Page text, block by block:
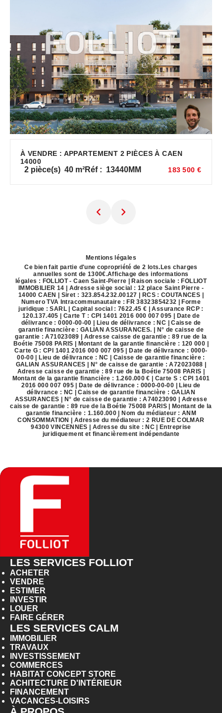
À VENDRE : APPARTEMENT 2 PIÈCES À CAEN
14000
2 pièce(s) 40 m²Réf : 13440MM 183 500 €
Mentions légales
Ce bien fait partie d'une copropriété de 2 lots.Les charges
annuelles sont de 1300€.Affichage des informations
légales : FOLLIOT - Caen Saint-Pierre | Raison sociale : FOLLIOT
IMMOBILIER 14 | Adresse siège social : 12 place Saint Pierre -
14000 CAEN | Siret : 323.854.232.00127 | RCS : COUTANCES |
Numero TVA Intracommunautaire : FR 38323854232 | Forme
juridique : SARL | Capital social : 7622.45 € | Assurance RCP :
120.137.405 | Carte T : CPI 1401 2016 000 007 095 | Date de
délivrance : 0000-00-00 | Lieu de délivrance : NC | Caisse de
garantie financière : GALIAN ASSURANCES. | N° de caisse de
garantie : A71023089 | Adresse caisse de garantie : 89 rue de la
Boétie 75008 PARIS | Montant de la garantie financière : 120 000 |
Carte G : CPI 1401 2016 000 007 095 | Date de délivrance : 0000-
00-00 | Lieu de délivrance : NC | Caisse de garantie financière :
GALIAN ASSURANCES | N° de caisse de garantie : A72023088 |
Adresse caisse de garantie : 89 rue de la Boétie 75008 PARIS |
Montant de la garantie financière : 1.260.000 € | Carte S : CPI 1401
2016 000 007 095 | Date de délivrance : 0000-00-00 | Lieu de
délivrance : NC | Caisse de garantie financière : GALIAN
ASSURANCES | N° de caisse de garantie : A74023090 | Adresse
caisse de garantie : 89 rue de la Boétie 75008 PARIS | Montant de la
garantie financière : 1.160.000 | Nom du médiateur : ANM
CONSOMMATION | Adresse du médiateur : 2 RUE DE COLMAR
94300 VINCENNES | Adresse du site : NC |
Entreprise
juridiquement et financièrement indépendante
LES SERVICES FOLLIOT
ACHETER
VENDRE
ESTIMER
INVESTIR
LOUER
FAIRE GÉRER
LES SERVICES CALM
IMMOBILIER
TRAVAUX
INVESTISSEMENT
COMMERCES
HABITAT CONCEPT STORE
ACHITECTURE D'INTÉRIEUR
FINANCEMENT
VACANCES-LOISIRS